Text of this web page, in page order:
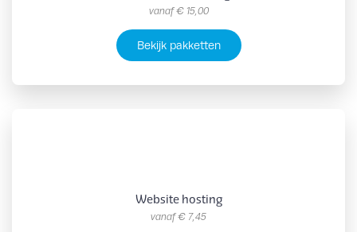
vanaf€ 15,00
Bekijk pakketten
Website hosting
vanaf€ 7,45